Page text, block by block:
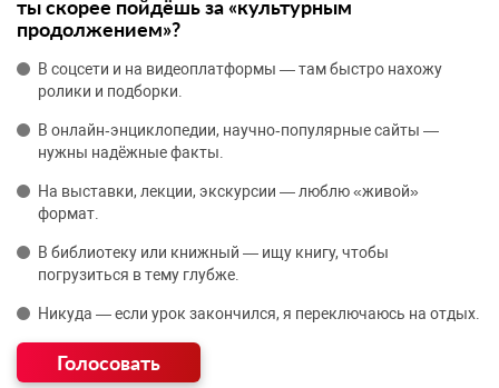
ты скорее пойдёшь за «культурным
продолжением»?
В соцсети и на видеоплатформы — там быстро нахожу
ролики и подборки.
В онлайн‑энциклопедии, научно‑популярные сайты —
нужны надёжные факты.
На выставки, лекции, экскурсии — люблю «живой»
формат.
В библиотеку или книжный — ищу книгу, чтобы
погрузиться в тему глубже.
Никуда — если урок закончился, я переключаюсь на отдых.